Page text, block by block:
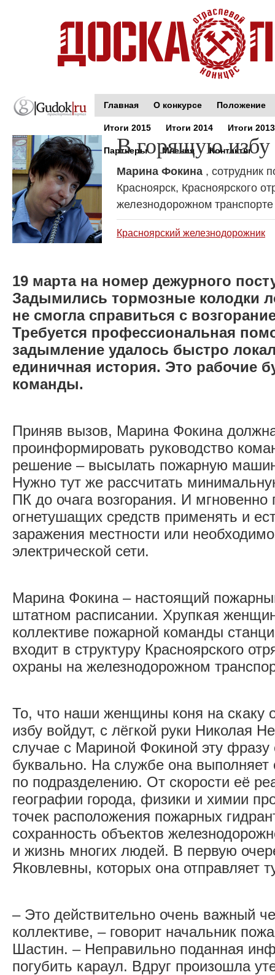
Главная О конкурсе Положение
Итоги 2015 Итоги 2014 Итоги 2013
Партнеры Мнения Контакты
В горящую избу
Марина Фокина , сотрудник
Красноярск, Красноярского
железнодорожном транспорте
Красноярский железнодорожник
19 марта на номер дежурного
Задымились тормозные колодки
не смогла справиться с
Требуется профессиональная
задымление удалось быстро
единичная история. Это рабочие
команды.
Приняв вызов, Марина Фокина
проинформировать руководство
решение – высылать пожарную
Нужно тут же рассчитать
ПК до очага возгорания. И мгновенно
огнетушащих средств применять и
заражения местности или
электрической сети.
Марина Фокина – настоящий
штатном расписании. Хрупкая
коллективе пожарной команды
входит в структуру Красноярского
охраны на железнодорожном
То, что наши женщины коня на скаку
избу войдут, с лёгкой руки Николая
случае с Мариной Фокиной эту фразу
буквально. На службе она выполняет
по подразделению. От скорости её
географии города, физики и химии
точек расположения пожарных
сохранность объектов
и жизнь многих людей. В первую
Яковлевны, которых она отправляет
– Это действительно очень важный
коллективе, – говорит начальник
Шастин. – Неправильно поданная
погубить караул. Вдруг произошла